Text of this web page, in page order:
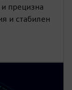
прецизна
и стабилен